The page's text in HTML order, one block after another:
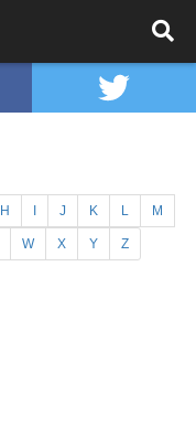
H J K L M
W X Y Z